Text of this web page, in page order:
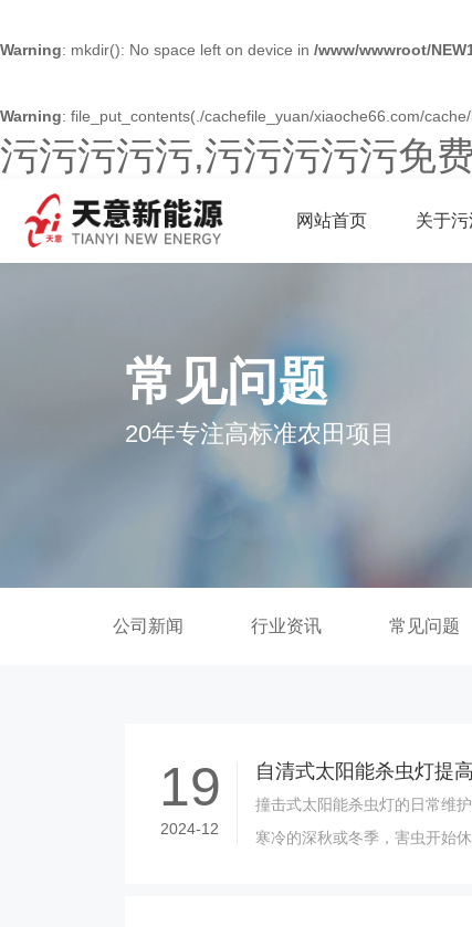
Warning: mkdir(): No space left on device in /www/wwwroot/
Warning: file_put_contents(./cachefile_yuan/xiaoche66.com/
污污污污污,污污污污污免
网站首页 关于
常见问题
20年专注高标准农田项目
公司新闻 行业资讯 常见问题
19
2024-12
撞击式太阳能杀虫灯的日常
寒冷的深秋或冬季，害虫开始